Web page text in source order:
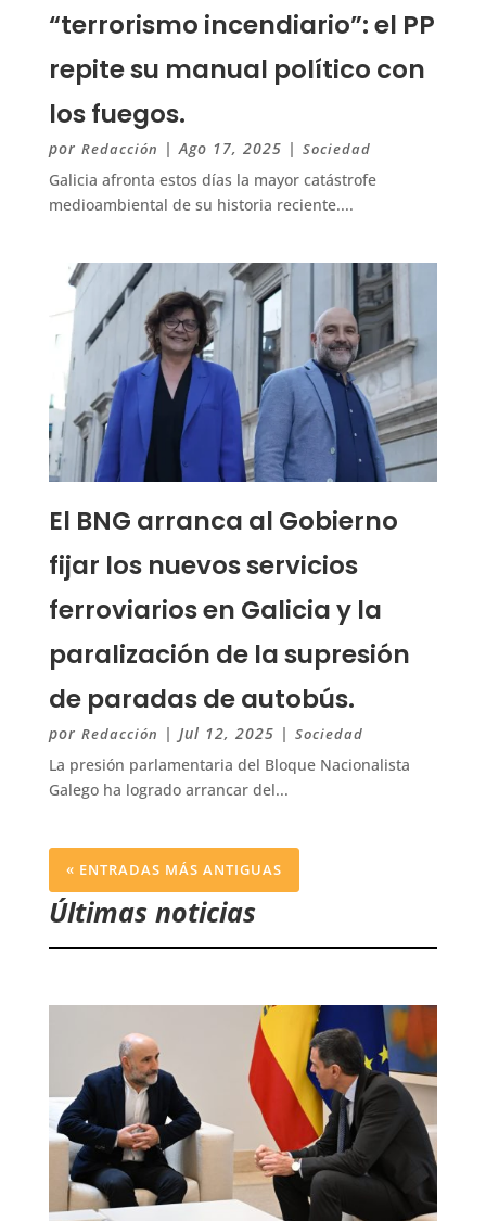
“terrorismo incendiario”: el PP
repite su manual político con
los fuegos.
por Redacción |Ago 17, 2025 | Sociedad
Galicia afronta estos días la mayor catástrofe
medioambiental de su historia reciente....
El BNG arranca al Gobierno
fijar los nuevos servicios
ferroviarios en Galicia y la
paralización de la supresión
de paradas de autobús.
por Redacción | Jul 12, 2025 | Sociedad
La presión parlamentaria del Bloque Nacionalista
Galego ha logrado arrancar del...
« ENTRADAS MÁS ANTIGUAS
Últimas noticias